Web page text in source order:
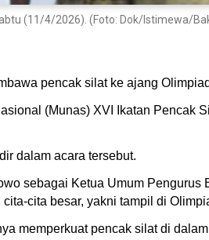
(11/4/2026). (Foto: Dok/Istimewa/
pencak silat ke ajang
(Munas) XVI Ikatan Pencak
dalam acara tersebut.
sebagai Ketua Umum Pengurus
cita besar, yakni tampil di
memperkuat pencak silat di